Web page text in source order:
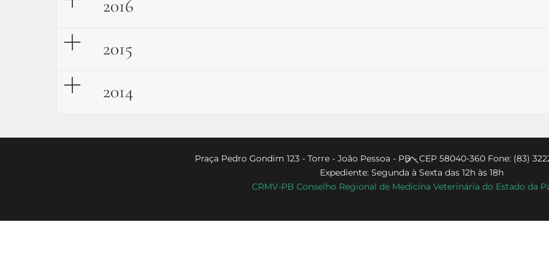
2016
2015
2014
Back
To
Top
Praça Pedro Gondim 123 - Torre - João Pessoa - PB - CEP 58040-360 Fone: (83)
Expediente: Segunda à Sexta das 12h às 18h
CRMV-PB Conselho Regional de Medicina Veterinária do Estado da